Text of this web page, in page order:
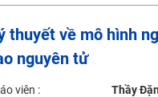
giỏi, nổi tiếng
luyện thi TN THPT - ĐH ít nhất
toàn bộ khoá học tại
Từ 11-13/09/2024
thuyết về mô hình
nguyên tử
viên :
Thầy